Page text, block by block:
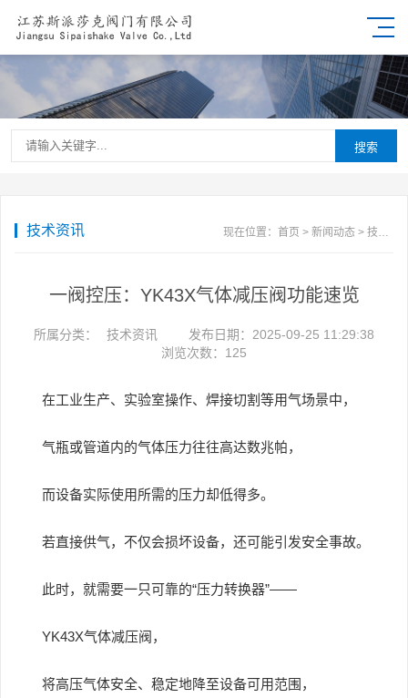
搜索
技术资讯 现在位置： 首页 > 新闻动态> 技术资讯
一阀控压：YK43X气体减压阀功能速览
所属分类： 技术资讯
发布日期：2025-09-25 11:29:38
浏览次数： 125
在工业生产、实验室操作、焊接切割等用气场景中，
气瓶或管道内的气体压力往往高达数兆帕，
而设备实际使用所需的压力却低得多。
若直接供气，不仅会损坏设备，还可能引发安全事故。
此时，就需要一只可靠的“压力转换器”——
YK43X气体减压阀，
将高压气体安全、稳定地降至设备可用范围，